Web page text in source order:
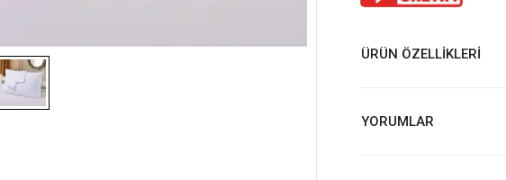
ÜRÜN ÖZELLİKLERİ
YORUMLAR